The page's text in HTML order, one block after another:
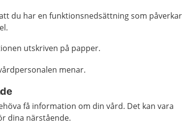
du har en funktionsnedsättning som påverkar
utskriven på papper.
menar.
få information om din vård. Det kan vara
dina närstående.